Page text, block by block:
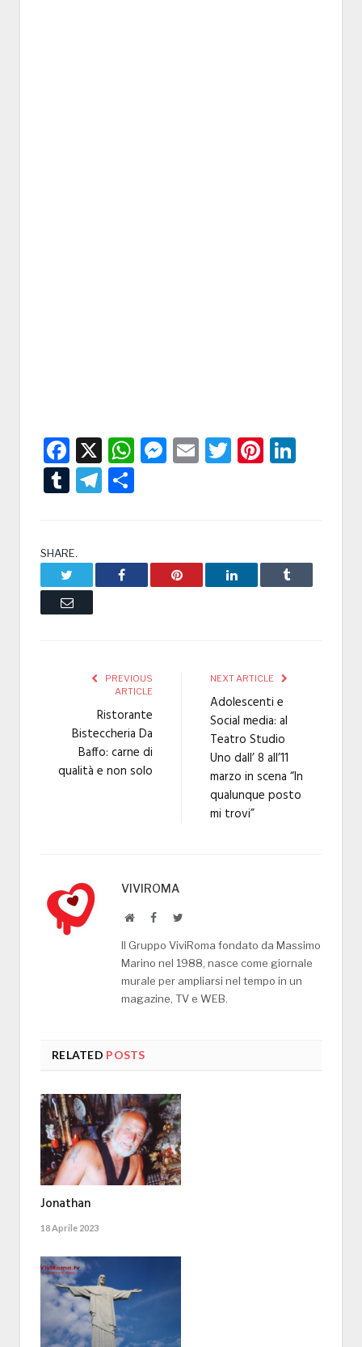
Facebook
X WhatsApp
Messenger
EmailTwitter
TumblrTelegram
SHARE.
Facebook Pinterest LinkedIn Tumblr
Email
PREVIOUS
ARTICLE
Ristorante
Bisteccheria Da
Baffo: carne di
qualità e non solo
NEXT ARTICLE
Adolescenti e
Social media: al
Teatro Studio
Uno dall’ 8 all’11
marzo in scena “In
qualunque posto
mi trovi”
VIVIROMA
WebsiteFacebookTwitter
Il Gruppo ViviRoma fondato da Massimo
Marino nel 1988, nasce come giornale
murale per ampliarsi nel tempo in un
magazine, TV e WEB.
RELATED POSTS
Jonathan
18 Aprile 2023